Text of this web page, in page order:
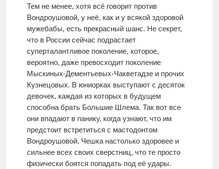
Тем не менее, хотя всё говорит против
Вондроушовой, у неё, как и у всякой здоровой
мужебабы, есть прекрасный шанс. Не секрет,
что в России сейчас подрастает
суперталантливое поколение, которое,
вероятно, даже превосходит поколение
Мыскиных-Дементьевых-Чакветадзе и прочих
Кузнецовых. В юниорках выступают с десяток
девочек, каждая из которых в будущем
способна брать Большие Шлема. Так вот все
они впадают в панику, когда узнают, что им
предстоит встретиться с мастодонтом
Вондроушовой. Чешка настолько здоровее и
сильнее всех своих сверстниц, что те просто
физически боятся попадать под её удары.